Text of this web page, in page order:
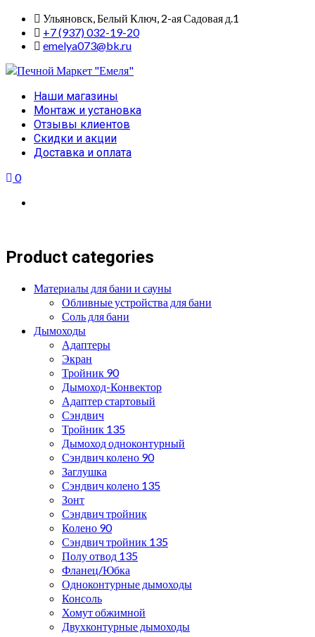
Skip
content
Ульяновск, Белый Ключ, 2-ая Садовая д.1
+7 (937) 032-19-20
emelya073@bk.ru
Primary
Menu
Наши магазины
Монтаж и установка
Отзывы клиентов
Скидки и акции
Доставка и оплата
0
Product categories
Материалы для бани и сауны
Обливные устройства для бани
Соль для бани
Дымоходы
Адаптеры
Экран
Тройник 90
Дымоход-Конвектор
Адаптер стартовый
Сэндвич
Тройник 135
Дымоход одноконтурный
Сэндвич колено 90
Заглушка
Сэндвич колено 135
Зонт
Сэндвич тройник
Колено 90
Сэндвич тройник 135
Полу отвод 135
Фланец/Юбка
Одноконтурные дымоходы
Консоль
Хомут обжимной
Двухконтурные дымоходы